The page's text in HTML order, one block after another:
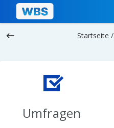
keyboard_backspace Startseite /
Umfragen